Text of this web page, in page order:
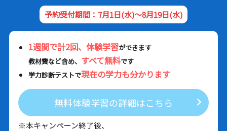
予約受付期間：7月1日(水)～8月19日(水)
1週間で計2回、体験学習ができます
教材費など含め、 すべて無料です
学力診断テストで現在の学力も分かります
無料体験学習の詳細はこちら
※本キャンペーン終了後、